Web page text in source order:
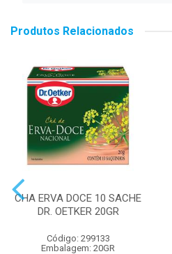
Produtos Relacionados
CHA ERVA DOCE 10 SACHE
DR. OETKER 20GR
Código: 299133
Embalagem: 20GR